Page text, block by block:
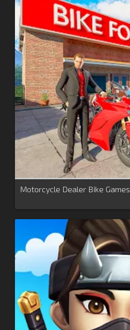
Motorcycle Dealer Bike Games